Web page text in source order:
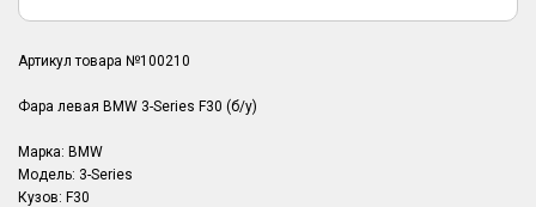
Артикул товара №100210
Фара левая BMW 3-Series F30 (б/у)
Марка: BMW
Модель: 3-Series
Кузов: F30